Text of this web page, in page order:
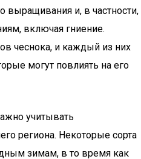
выращивания и, в частности,
включая гниение.
чеснока, и каждый из них
могут повлиять на его
учитывать
региона. Некоторые сорта
зимам, в то время как